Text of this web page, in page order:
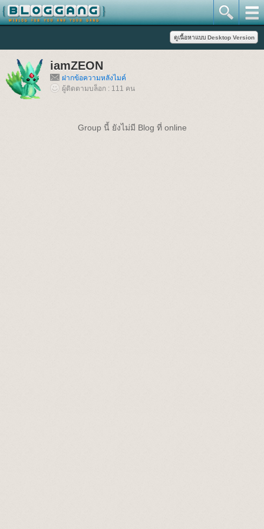
iamZEON
ฝากข้อความหลังไมค์
ผู้ติดตามบล็อก : 111 คน
Group นี้ ยังไม่มี Blog ที่ online